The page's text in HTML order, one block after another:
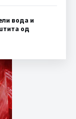
вода и
од